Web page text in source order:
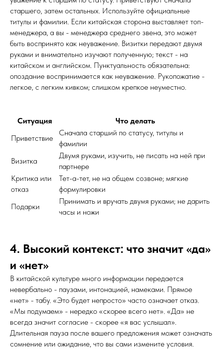
старшего, затем остальных. Используйте официальные
титулы и фамилии. Если китайская сторона выставляет топ-
менеджера, а вы - менеджера среднего звена, это может
быть воспринято как неуважение. Визитки передают двумя
руками и внимательно изучают полученную; текст - на
китайском и английском. Пунктуальность обязательна:
опоздание воспринимается как неуважение. Рукопожатие -
легкое, с легким кивком; слишком крепкое неуместно.
Ситуация
Что делать
Приветствие
Сначала старший по статусу, титулы и
фамилии
Визитка
Двумя руками, изучить, не писать на ней при
партнере
Критика или
отказ
Тет-а-тет, не на общем созвоне; мягкие
формулировки
Подарки
Принимать и вручать двумя руками; не дарить
часы и ножи
4. Высокий контекст: что значит «да»
и «нет»
В китайской культуре много информации передается
невербально - паузами, интонацией, намеками. Прямое
«нет» - табу. «Это будет непросто» часто означает отказ.
«Мы подумаем» - нередко «скорее всего нет». «Да» не
всегда значит согласие - скорее «я вас услышал».
Длительная пауза после вашего предложения может означать
сомнение или ожидание, что вы сами измените условия.